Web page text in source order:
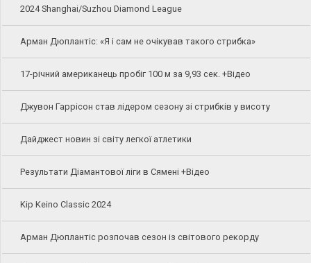
2024 Shanghai/Suzhou Diamond League
Арман Дюплантіс: «Я і сам не очікував такого стрибка»
17-річний американець пробіг 100 м за 9,93 сек. +Відео
Джувон Гаррісон став лідером сезону зі стрибків у висоту
Дайджест новин зі світу легкої атлетики
Результати Діамантової ліги в Сямені +Відео
Kip Keino Classic 2024
Арман Дюплантіс розпочав сезон із світового рекорду